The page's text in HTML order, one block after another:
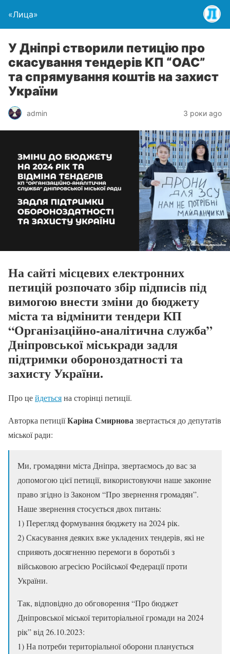
«Лица»
У Дніпрі створили петицію про
скасування тендерів КП “ОАС”
та спрямування коштів на захист
України
admin 3 роки ago
На сайті місцевих електронних
петицій розпочато збір підписів під
вимогою внести зміни до бюджету
міста та відмінити тендери КП
“Організаційно-аналітична служба”
Дніпровської міськради задля
підтримки обороноздатності та
захисту України.
Про цейдетьсяна сторінці петиції.
Авторка петиціїКаріна Смирновазвертається до депутатів
міської ради:
Ми, громадяни міста Дніпра, звертаємось до вас за
допомогою цієї петиції, використовуючи наше законне
право згідно із Законом “Про звернення громадян”.
Наше звернення стосується двох питань:
1) Перегляд формування бюджету на 2024 рік.
2) Скасування деяких вже укладених тендерів, які не
сприяють досягненню перемоги в боротьбі з
військовою агресією Російської Федерації проти
України.
Так, відповідно до обговорення “Про бюджет
Дніпровської міської територіальної громади на 2024
рік” від 26.10.2023:
1) На потреби територіальної оборони планується